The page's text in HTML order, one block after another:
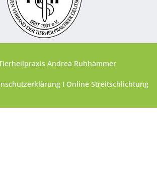
Andrea Ruhhammer
I Online Streitschlichtung